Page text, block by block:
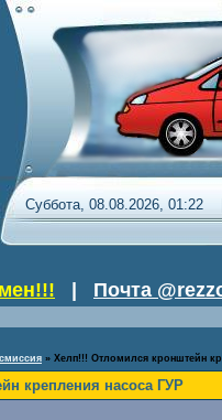
Суббота, 08.08.2026,
Почта
» Хелп!!! Отломился кронштейн
крепления насоса ГУР